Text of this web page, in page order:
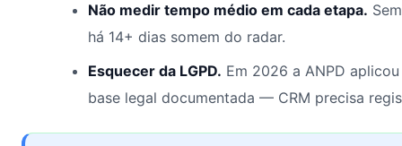
Não medir tempo médio em cada etapa.
há 14+ dias somem do radar.
Esquecer da LGPD. Em 2026 a ANPD
base legal documentada — CRM precisa